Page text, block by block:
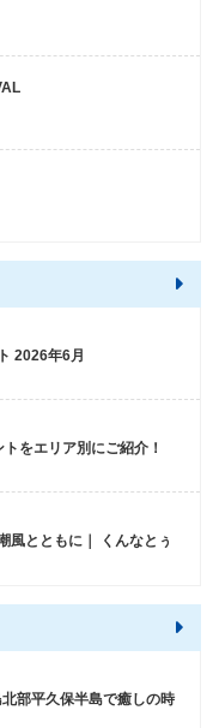
2026年6月
をエリア別にご紹介！
風とともに｜ くんなとぅ
部平久保半島で癒しの時